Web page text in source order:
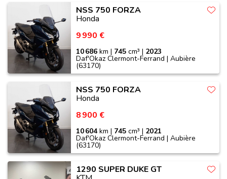
NSS 750 FORZA
Honda
9 990 €
10 686 km | 745 cm³ | 2023
Daf'Okaz Clermont-Ferrand | Aubière
(63170)
NSS 750 FORZA
Honda
8 900 €
10 604km | 745 cm³ | 2021
Daf'Okaz Clermont-Ferrand | Aubière
(63170)
1290 SUPER DUKE GT